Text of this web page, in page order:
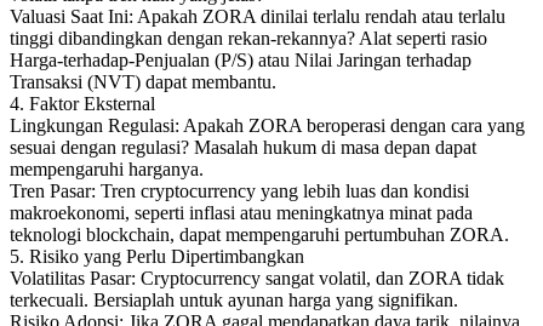
Valuasi Saat Ini: Apakah ZORA dinilai terlalu rendah atau terlalu
tinggi dibandingkan dengan rekan-rekannya? Alat seperti rasio
Harga-terhadap-Penjualan (P/S) atau Nilai Jaringan terhadap
Transaksi (NVT) dapat membantu.
4. Faktor Eksternal
Lingkungan Regulasi: Apakah ZORA beroperasi dengan cara yang
sesuai dengan regulasi? Masalah hukum di masa depan dapat
mempengaruhi harganya.
Tren Pasar: Tren cryptocurrency yang lebih luas dan kondisi
makroekonomi, seperti inflasi atau meningkatnya minat pada
teknologi blockchain, dapat mempengaruhi pertumbuhan ZORA.
5. Risiko yang Perlu Dipertimbangkan
Volatilitas Pasar: Cryptocurrency sangat volatil, dan ZORA tidak
terkecuali. Bersiaplah untuk ayunan harga yang signifikan.
Risiko Adopsi: Jika ZORA gagal mendapatkan daya tarik, nilainya